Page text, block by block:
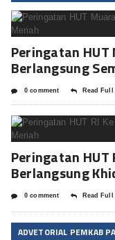
Peringatan
Berlangsung
0 comment Read
Peringatan HUT
Berlangsung
0 comment Read
ADVETORIAL PEMKAB